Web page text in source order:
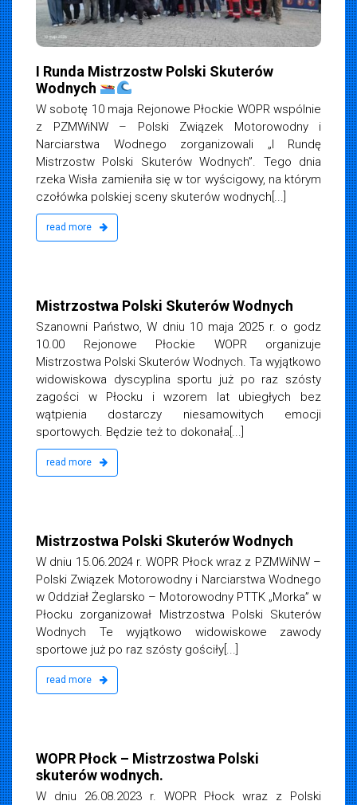
I Runda Mistrzostw Polski Skuterów
Wodnych
W sobotę 10 maja Rejonowe Płockie WOPR wspólnie
z PZMWiNW – Polski Związek Motorowodny i
Narciarstwa Wodnego zorganizowali „I Rundę
Mistrzostw Polski Skuterów Wodnych”. Tego dnia
rzeka Wisła zamieniła się w tor wyścigowy, na którym
czołówka polskiej sceny skuterów wodnych[...]
read more
Mistrzostwa Polski Skuterów Wodnych
Szanowni Państwo, W dniu 10 maja 2025 r. o godz
10.00 Rejonowe Płockie WOPR organizuje
Mistrzostwa Polski Skuterów Wodnych. Ta wyjątkowo
widowiskowa dyscyplina sportu już po raz szósty
zagości w Płocku i wzorem lat ubiegłych bez
wątpienia dostarczy niesamowitych emocji
sportowych. Będzie też to dokonała[...]
read more
Mistrzostwa Polski Skuterów Wodnych
W dniu 15.06.2024 r. WOPR Płock wraz z PZMWiNW –
Polski Związek Motorowodny i Narciarstwa Wodnego
w Oddział Żeglarsko – Motorowodny PTTK „Morka” w
Płocku zorganizował Mistrzostwa Polski Skuterów
Wodnych Te wyjątkowo widowiskowe zawody
sportowe już po raz szósty gościły[...]
read more
WOPR Płock – Mistrzostwa Polski
skuterów wodnych.
W dniu 26.08.2023 r. WOPR Płock wraz z Polski